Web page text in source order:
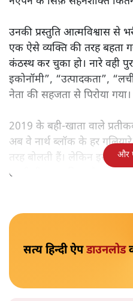
मोदी सरकार का बजट 2026 बड़े
और ठहरे फैसलों के बीच बजट की
बजट पेश करने उठीं तो वे
लेकिन उसके बाद जो आया,
नएपन के सिर्फ़ सहनशक्ति
कंठस्थ कर चुका हो। नारे वही
इकोनॉमी”, “उत्पादकता”,
नेता की सहजता से पिरोया गया।
2019 के बही‑खाता वाले
अब वे नार्थ ब्लॉक के हर